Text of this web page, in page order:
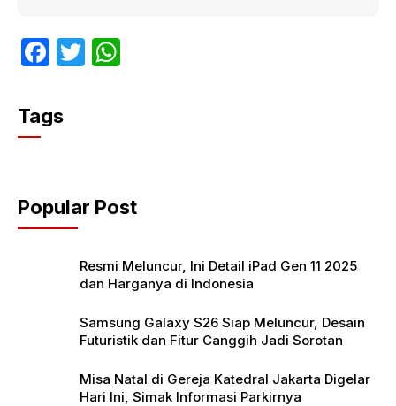
F
c
e
o
o
T
p
p
Tags
Popular Post
Resmi Meluncur, Ini Detail iPad Gen 11 2025
dan Harganya di Indonesia
Samsung Galaxy S26 Siap Meluncur, Desain
Futuristik dan Fitur Canggih Jadi Sorotan
Misa Natal di Gereja Katedral Jakarta Digelar
Hari Ini, Simak Informasi Parkirnya